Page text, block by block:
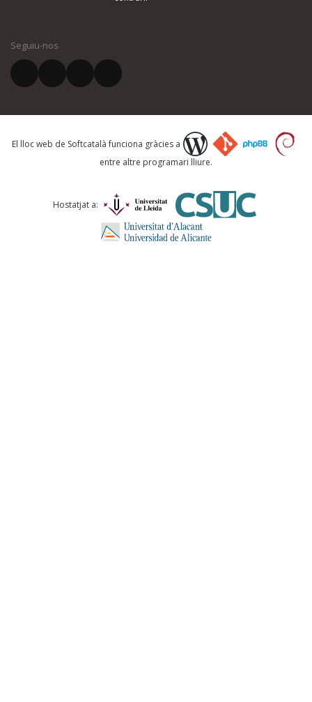
El vostre correu electrònic *
Què proposeu?
Comentari *
Seguiu-nos
El lloc web de Softcatalà funciona gràcies a
entre altre programari lliure.
Hostatjat a: